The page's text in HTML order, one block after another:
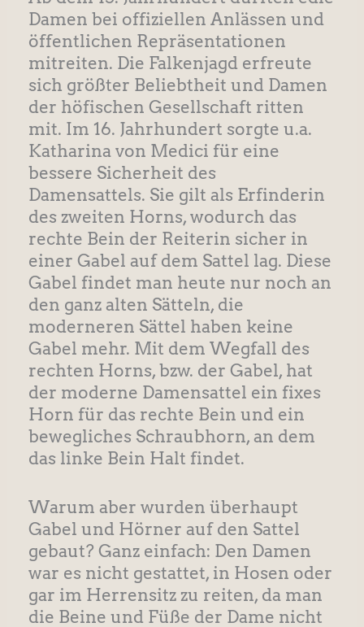
Damen bei offiziellen Anlässen und
öffentlichen Repräsentationen
mitreiten. Die Falkenjagd erfreute
sich größter Beliebtheit und Damen
der höfischen Gesellschaft ritten
mit. Im 16. Jahrhundert sorgte u.a.
Katharina von Medici für eine
bessere Sicherheit des
Damensattels. Sie gilt als Erfinderin
des zweiten Horns, wodurch das
rechte Bein der Reiterin sicher in
einer Gabel auf dem Sattel lag. Diese
Gabel findet man heute nur noch an
den ganz alten Sätteln, die
moderneren Sättel haben keine
Gabel mehr. Mit dem Wegfall des
rechten Horns, bzw. der Gabel, hat
der moderne Damensattel ein fixes
Horn für das rechte Bein und ein
bewegliches Schraubhorn, an dem
das linke Bein Halt findet.
Warum aber wurden überhaupt
Gabel und Hörner auf den Sattel
gebaut? Ganz einfach: Den Damen
war es nicht gestattet, in Hosen oder
gar im Herrensitz zu reiten, da man
die Beine und Füße der Dame nicht